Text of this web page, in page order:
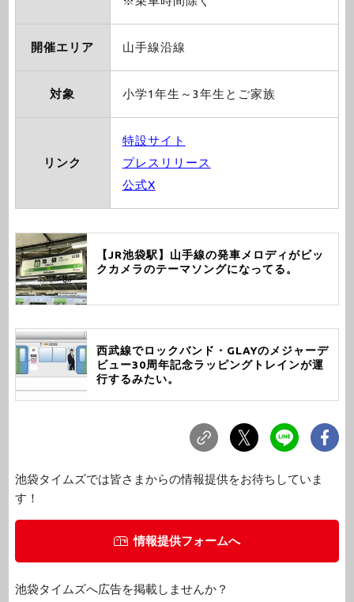
開催エリア 山手線沿線
対象 小学1年生～3年生とご家族
リンク
特設サイト
プレスリリース
公式X
【JR池袋駅】山手線の発車メロディがビッ
クカメラのテーマソングになってる。
西武線でロックバンド・GLAYのメジャーデ
ビュー30周年記念ラッピングトレインが運
行するみたい。
池袋タイムズでは皆さまからの情報提供をお待ちしていま
す！
情報提供フォームへ
池袋タイムズへ広告を掲載しませんか？